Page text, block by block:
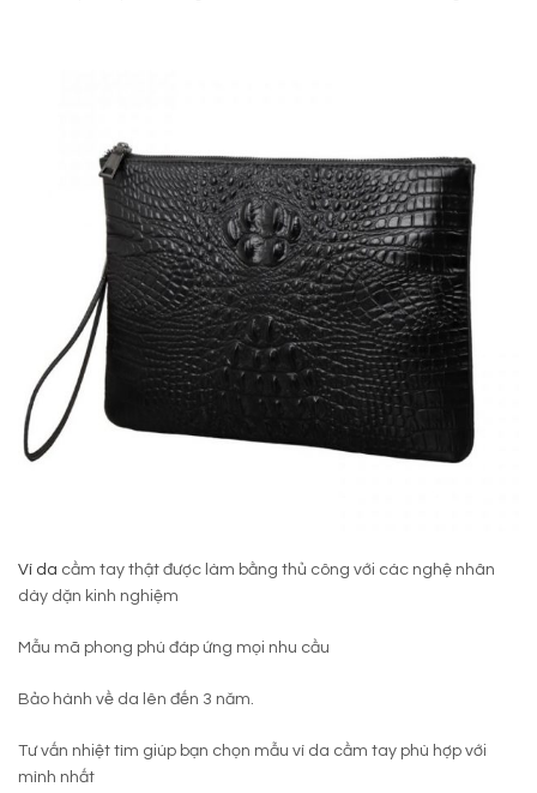
Ví da cầm tay thật được làm bằng thủ công với các nghệ nhân
dày dặn kinh nghiệm
Mẫu mã phong phú đáp ứng mọi nhu cầu
Bảo hành về da lên đến 3 năm.
Tư vấn nhiệt tìm giúp bạn chọn mẫu ví da cầm tay phù hợp với
mình nhất